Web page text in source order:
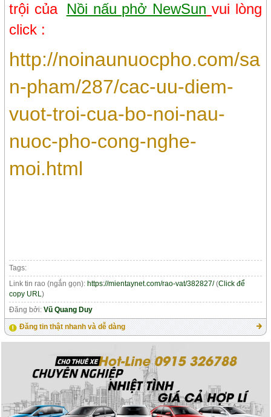
trội của Nồi nấu phở NewSun vui lòng
click :
http://noinaunuocpho.com/sa
n-pham/287/cac-uu-diem-
vuot-troi-cua-bo-noi-nau-
nuoc-pho-cong-nghe-
moi.html
Tags:
Link tin rao (ngắn gọn): https://mientaynet.com/rao-vat/382827/(Click để
copy URL)
Đăng bởi:Vũ Quang Duy
Đăng tin thật nhanh và dễ dàng